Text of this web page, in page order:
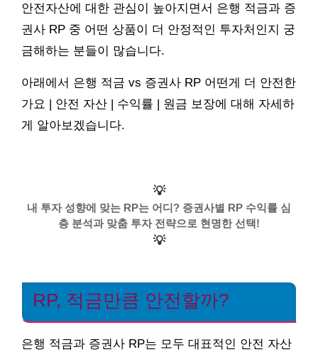
안전자산에 대한 관심이 높아지면서 은행 적금과 증
권사 RP 중 어떤 상품이 더 안정적인 투자처인지 궁
금해하는 분들이 많습니다.
아래에서 은행 적금 vs 증권사 RP 어떤게 더 안전한
가요 | 안전 자산 | 수익률 | 원금 보장에 대해 자세하
게 알아보겠습니다.
💡
내 투자 성향에 맞는 RP는 어디? 증권사별 RP 수익률 심
층 분석과 맞춤 투자 전략으로 현명한 선택!
💡
RP, 적금만큼 안전할까?
은행 적금과 증권사 RP는 모두 대표적인 안전 자산